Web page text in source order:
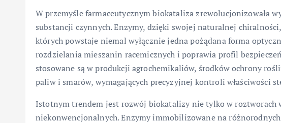
W przemyśle farmaceutycznym biokataliza zrewolucjonizowała
substancji czynnych. Enzymy, dzięki swojej naturalnej
których powstaje niemal wyłącznie jedna pożądana forma
rozdzielania mieszanin racemicznych i poprawia profil
stosowane są w produkcji agrochemikaliów, środków ochrony
paliw i smarów, wymagających precyzyjnej kontroli właściwości
Istotnym trendem jest rozwój biokatalizy nie tylko w roztworach
niekonwencjonalnych. Enzymy immobilizowane na